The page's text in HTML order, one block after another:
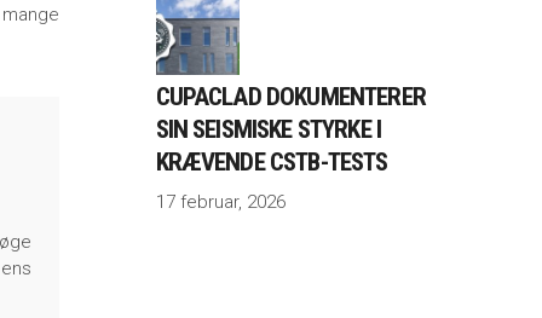
CUPACLAD DOKUMENTERER
SIN SEISMISKE STYRKE I
KRÆVENDE CSTB-TESTS
17 februar, 2026